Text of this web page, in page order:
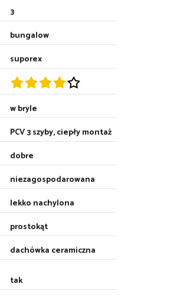
3
bungalow
suporex
w bryle
PCV 3 szyby, ciepły montaż
dobre
niezagospodarowana
lekko nachylona
prostokąt
dachówka ceramiczna
tak